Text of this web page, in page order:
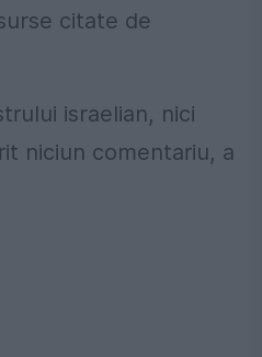
citate de
israelian, nici
niciun comentariu, a